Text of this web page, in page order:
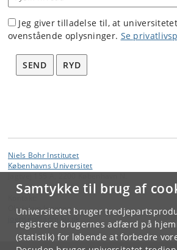
Samtykke til brug af
Universitetet bruger
registrere brugernes adfærd på
(statistik) for løbende at forbedre
Jeg giver tilladelse til, at
ovenstående oplysninger. Se
SEND RYD
Niels Bohr Institutet
Københavns Universitet
Ola Jakup Joensen